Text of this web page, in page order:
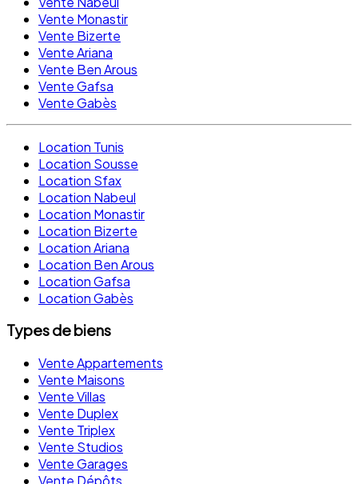
Vente Monastir
Vente Bizerte
Vente Ariana
Vente Ben Arous
Vente Gafsa
Vente Gabès
Location Tunis
Location Sousse
Location Sfax
Location Nabeul
Location Monastir
Location Bizerte
Location Ariana
Location Ben Arous
Location Gafsa
Location Gabès
Types de biens
Vente Appartements
Vente Maisons
Vente Villas
Vente Duplex
Vente Triplex
Vente Studios
Vente Garages
Vente Dépôts